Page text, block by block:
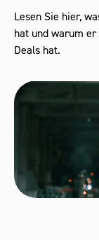
Lesen Sie hier,
hat und warum
Deals hat.